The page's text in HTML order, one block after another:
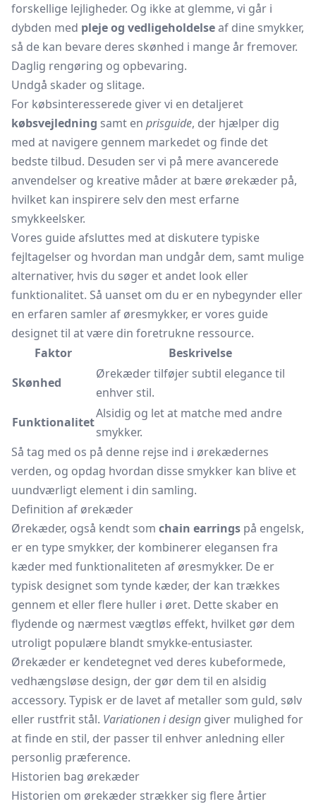
forskellige lejligheder. Og ikke at glemme, vi går i
dybden med pleje og vedligeholdelseaf dine smykker,
så de kan bevare deres skønhed i mange år fremover.
Daglig rengøring og opbevaring.
Undgå skader og slitage.
For købsinteresserede giver vi en detaljeret
købsvejledning samt en prisguide, der hjælper dig
med at navigere gennem markedet og finde det
bedste tilbud. Desuden ser vi på mere avancerede
anvendelser og kreative måder at bære ørekæder på,
hvilket kan inspirere selv den mest erfarne
smykkeelsker.
Vores guide afsluttes med at diskutere typiske
fejltagelser og hvordan man undgår dem, samt mulige
alternativer, hvis du søger et andet look eller
funktionalitet. Så uanset om du er en nybegynder eller
en erfaren samler af øresmykker, er vores guide
designet til at være din foretrukne ressource.
Faktor
Beskrivelse
Skønhed
Ørekæder tilføjer subtil elegance til
enhver stil.
Funktionalitet
Alsidig og let at matche med andre
smykker.
Så tag med os på denne rejse ind i ørekædernes
verden, og opdag hvordan disse smykker kan blive et
uundværligt element i din samling.
Definition af ørekæder
Ørekæder, også kendt som chain earrings på engelsk,
er en type smykker, der kombinerer elegansen fra
kæder med funktionaliteten af øresmykker. De er
typisk designet som tynde kæder, der kan trækkes
gennem et eller flere huller i øret. Dette skaber en
flydende og nærmest vægtløs effekt, hvilket gør dem
utroligt populære blandt smykke-entusiaster.
Ørekæder er kendetegnet ved deres kubeformede,
vedhængsløse design, der gør dem til en alsidig
accessory. Typisk er de lavet af metaller som guld, sølv
eller rustfrit stål. Variationen i design giver mulighed for
at finde en stil, der passer til enhver anledning eller
personlig præference.
Historien bag ørekæder
Historien om ørekæder strækker sig flere årtier